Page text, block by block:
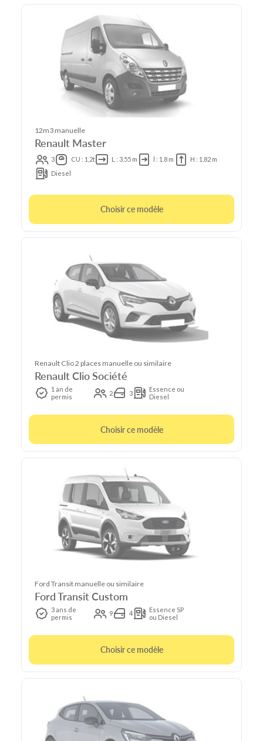
12m3 manuelle
Renault Master
3 CU : 1,2t L : 3.55 m l : 1.8 m
H : 1.82 m
Diesel
Choisir ce modèle
Renault Clio 2 places manuelle ou similaire
Renault Clio Société
1 an de
permis
2 3
Essence ou
Diesel
Choisir ce modèle
Ford Transit manuelle ou similaire
Ford Transit Custom
3 ans de
permis
9 4
Essence SP
ou Diesel
Choisir ce modèle